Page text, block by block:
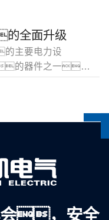
，一直专注于电气
史底蕴、领
量管控和广泛
力行业的领军企
的全面升级
主要电力设
的器件之一。
变压器市场已被全
会，安全